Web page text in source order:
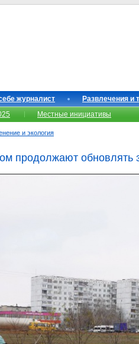
журналист
Развлечения и
Местные инициативы
и экология
продолжают обновлять